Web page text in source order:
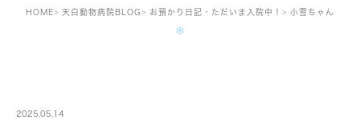
HOME 天白動物病院BLOG お預かり日記・ただいま入院中！ 小雪ちゃん
2025.05.14